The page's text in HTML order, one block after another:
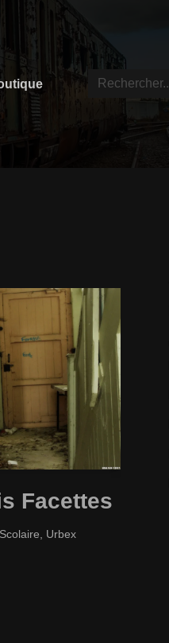
Facettes
Scolaire, Urbex